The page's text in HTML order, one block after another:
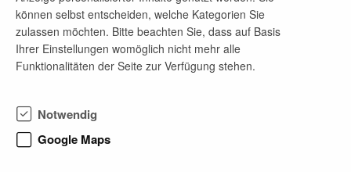
Sektorenkopplung für eine erfolgreiche
Energiewende. Wir entwickeln Ideen, Technologien
und Strategien für die nächste Phase der
Transformation der Energiesysteme und verstehen
uns als unabhängiger Vordenker für Politik,
Fraunhofer-Gesellschaft einen wesentlichen Beitrag
daran, die Märkte für die Anwendung von
können selbst entscheiden, welche Kategorien Sie
zulassen möchten. Bitte beachten Sie, dass auf Basis
Ihrer Einstellungen womöglich nicht mehr alle
Funktionalitäten der Seite zur Verfügung stehen.
Notwendig
Google Maps